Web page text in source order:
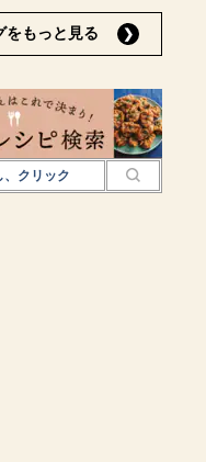
をもっと見る